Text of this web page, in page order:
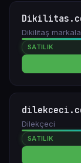
Dikilitaş
SATILIK
Dilekçeci
SATILIK